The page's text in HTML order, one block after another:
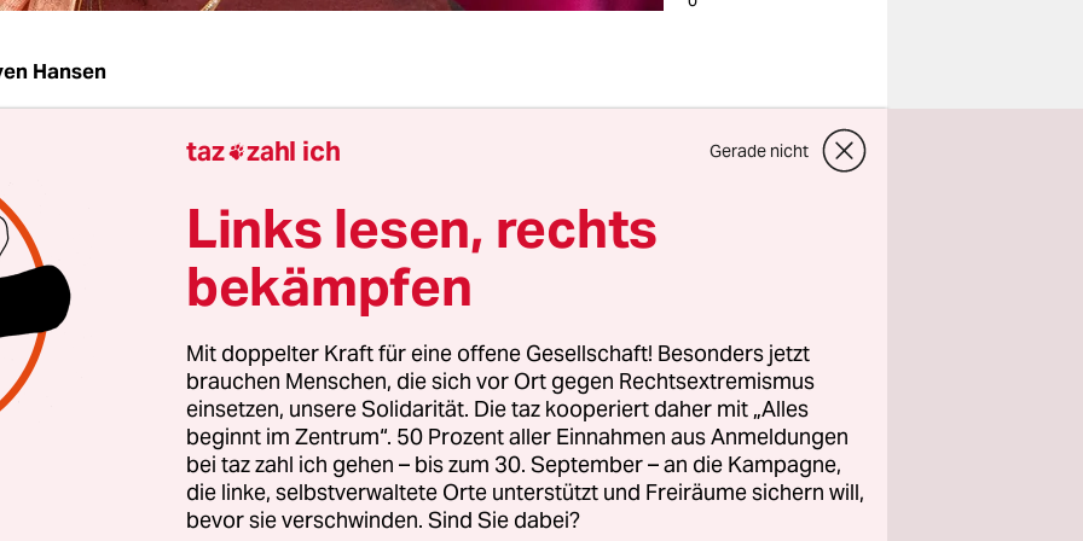
Hansen
Juntachef, General Min Aung Hlaing, hat der entmachteten
facto-Regierungschefin Aung San Suu Kyi sechs Jahre
Haftstrafe erlassen. Statt in19 Fällen
, in denen sie
wegen angeblicher Korruption, Aufwiegelung und
Coronaauflagen und Importgesetze schuldig
worden ist, wird die 78-Jährige künftig nur noch in 14
Dies erklärten von der Militärjunta kontrollierte
am Dienstag.
taz zahl ich Gerade nicht
Links lesen, rechts
bekämpfen
Mit doppelter Kraft für eine offene Gesellschaft! Besonders jetzt
brauchen Menschen, die sich vor Ort gegen Rechtsextremismus
einsetzen, unsere Solidarität. Die taz kooperiert daher mit „Alles
beginnt im Zentrum“. 50 Prozent aller Einnahmen aus Anmeldungen
bei taz zahl ich gehen – bis zum 30. September – an die Kampagne,
die linke, selbstverwaltete Orte unterstützt und Freiräume sichern will,
bevor sie verschwinden. Sind Sie dabei?